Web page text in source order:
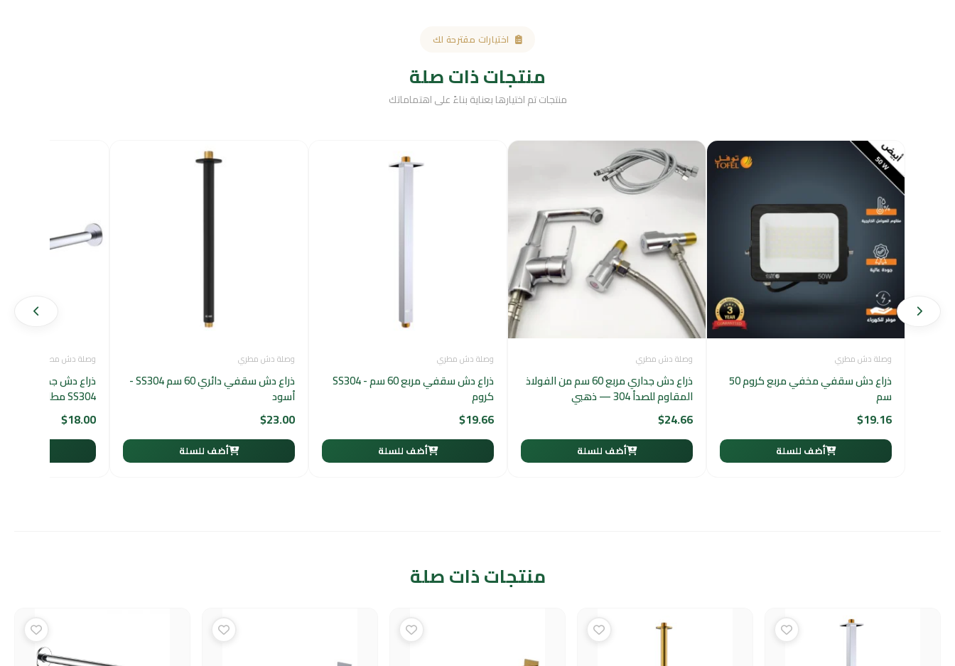
اختيارات مقترحة لك
منتجات ذات صلة
منتجات تم اختيارها بعناية بناءً على اهتماماتك
وصلة دش مطري
ذراع دش سقفي مخفي مربع كروم 50
سم
$19.16
أضف للسلة
وصلة دش مطري
ذراع دش جداري مربع 60 سم من الفولاذ
المقاوم للصدأ 304 — ذهبي
$24.66
أضف للسلة
وصلة دش مطري
ذراع دش سقفي مربع 60 سم - SS304
كروم
$19.66
أضف للسلة
وصلة دش مطري
ذراع دش سقفي دائري 60 سم SS304 -
أسود
$23.00
أضف للسلة
وصلة دش مطري
SS304 مطلي بالكروم
$18.00
منتجات ذات صلة